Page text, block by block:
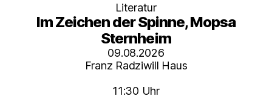
Literatur
Im Zeichen der Spinne, Mopsa
Sternheim
09.08.2026
Franz Radziwill Haus
11:30 Uhr